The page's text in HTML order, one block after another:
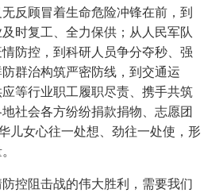
反顾冒着生命危险冲锋在前，到
时复工、全力保供；从人民军队
防控，到科研人员争分夺秒、强
群治构筑严密防线，到交通运
等行业职工履职尽责、携手共筑
社会各方纷纷捐款捐物、志愿团
儿女心往一处想、劲往一处使，形
控阻击战的伟大胜利，需要我们